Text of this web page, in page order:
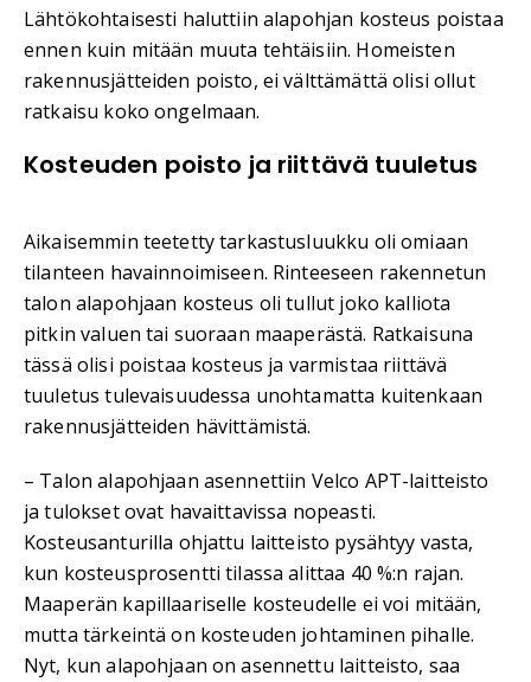
Lähtökohtaisesti haluttiin alapohjan kosteus poistaa
ennen kuin mitään muuta tehtäisiin. Homeisten
rakennusjätteiden poisto, ei välttämättä olisi ollut
ratkaisu koko ongelmaan.
Kosteuden poisto ja riittävä tuuletus
Aikaisemmin teetetty tarkastusluukku oli omiaan
tilanteen havainnoimiseen. Rinteeseen rakennetun
talon alapohjaan kosteus oli tullut joko kalliota
pitkin valuen tai suoraan maaperästä. Ratkaisuna
tässä olisi poistaa kosteus ja varmistaa riittävä
tuuletus tulevaisuudessa unohtamatta kuitenkaan
rakennusjätteiden hävittämistä.
– Talon alapohjaan asennettiin Velco APT-laitteisto
ja tulokset ovat havaittavissa nopeasti.
Kosteusanturilla ohjattu laitteisto pysähtyy vasta,
kun kosteusprosentti tilassa alittaa 40 %:n rajan.
Maaperän kapillaariselle kosteudelle ei voi mitään,
mutta tärkeintä on kosteuden johtaminen pihalle.
Nyt, kun alapohjaan on asennettu laitteisto, saa